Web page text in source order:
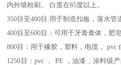
内外墙粉刷。 白度在85度以上。
350目至400目:用于制造扣板，落水管
400目至600目：可用于牙膏膏体，肥
800目：用于橡胶，塑料，电缆， pvc
1250目：pvc ， PE ，油漆，涂料级